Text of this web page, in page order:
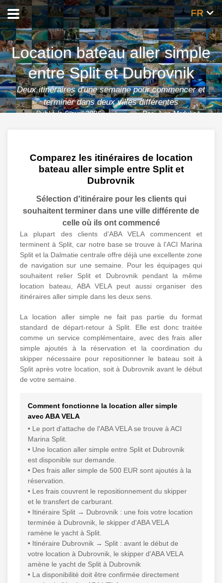
FR
Location bateau aller simple
entre Split et Dubrovnik
Deux itinéraires d'une semaine pour commencer et
terminer dans deux villes différentes
Publié le 6 avril 2026 ParJure Mrduljaš
Comparez les itinéraires de location
bateau aller simple entre Split et
Dubrovnik
Sélection d'itinéraire pour les clients qui
souhaitent terminer dans une ville différente de
celle où ils ont commencé
La plupart des clients d'ABA VELA commencent et
terminent à Split, car notre base se trouve à l'ACI Marina
Split et la Dalmatie centrale offre déjà une excellente zone
de navigation sur une semaine. Pour les équipages qui
souhaitent relier Split et Dubrovnik pendant la même
location bateau, ABA VELA peut aussi organiser des
itinéraires aller simple dans les deux sens.
La location aller simple ne fait pas partie du format
standard de départ-retour à Split. Elle est donc traitée
comme un service complémentaire, avec des frais aller
simple ajoutés à la réservation et la coordination du
skipper nécessaire pour repositionner le bateau soit à
Split après votre location, soit à Dubrovnik avant le début
de votre semaine.
Comment fonctionne la location aller simple
avec ABA VELA
• Le port d'attache de l'ABA VELA se trouve à ACI
Marina Split.
• Une location aller simple entre Split et Dubrovnik
est disponible sur demande.
• Des frais aller simple de 500 EUR sont ajoutés à la
réservation.
• Les frais couvrent le repositionnement du skipper
et le transfert de carburant.
• Itinéraire Split → Dubrovnik : une fois votre location
terminée à Dubrovnik, le skipper d'ABA VELA
ramène le yacht à Split.
• Itinéraire Dubrovnik → Split : avant le début de
votre location à Dubrovnik, le skipper d'ABA VELA
amène le yacht de Split à Dubrovnik
• La disponibilité doit être confirmée directement